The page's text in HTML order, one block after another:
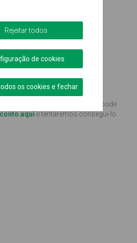
, ou se preferir, pode
aqui e tentaremos consegui-lo.
de cookies
Rejeitar todos
os cookies e fechar